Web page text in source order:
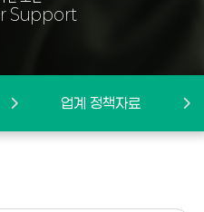
Support
업계 정책자료